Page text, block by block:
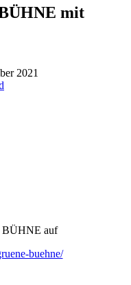
mit
2021
BÜHNE auf
buehne/